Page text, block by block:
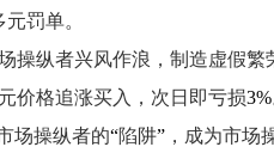
元罚单。
操纵者兴风作浪，制造虚假繁
元价格追涨买入，次日即亏损3%
场操纵者的“陷阱” ，成为市场